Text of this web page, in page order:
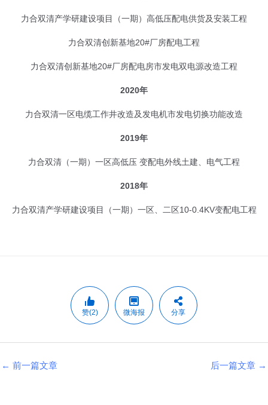
力合双清产学研建设项目（一期）高低压配电供货及安装工程
力合双清创新基地20#厂房配电工程
力合双清创新基地20#厂房配电房市发电双电源改造工程
2020年
力合双清一区电缆工作井改造及发电机市发电切换功能改造
2019年
力合双清（一期）一区高低压 变配电外线土建、电气工程
2018年
力合双清产学研建设项目（一期）一区、二区10-0.4KV变配电工程
赞(2) 微海报 分享
← 前一篇文章 后一篇文章 →